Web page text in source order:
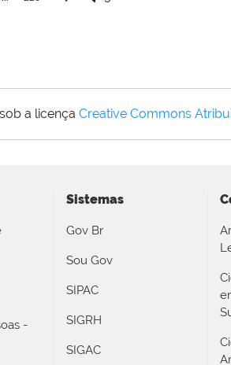
a licença Creative Commons
-
Sistemas
Gov Br
Sou Gov
SIPAC
SIGRH
SIGAC